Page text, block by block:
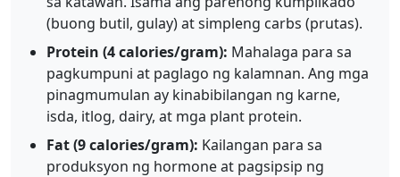
(buong butil, gulay) at simpleng carbs (prutas).
Protein (4 calories/gram): Mahalaga para sa
pagkumpuni at paglago ng kalamnan. Ang mga
pinagmumulan ay kinabibilangan ng karne,
isda, itlog, dairy, at mga plant protein.
Fat (9 calories/gram): Kailangan para sa
produksyon ng hormone at pagsipsip ng